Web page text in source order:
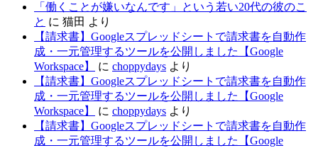
「働くことが嫌いなんです」という若い20代の彼のこ
と に 猫田 より
【請求書】Googleスプレッドシートで請求書を自動作
成・一元管理するツールを公開しました【Google
Workspace】
に choppydays より
【請求書】Googleスプレッドシートで請求書を自動作
成・一元管理するツールを公開しました【Google
Workspace】
に choppydays より
【請求書】Googleスプレッドシートで請求書を自動作
成・一元管理するツールを公開しました【Google